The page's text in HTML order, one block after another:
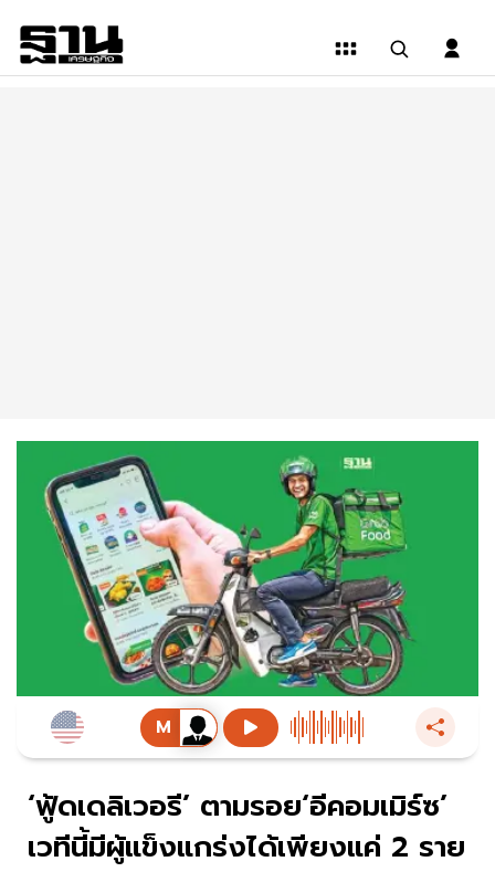
‘ฟู้ดเดลิเวอรี’ ตามรอย‘อีคอมเมิร์ซ’
เวทีนี้มีผู้แข็งแกร่งได้เพียงแค่ 2 ราย